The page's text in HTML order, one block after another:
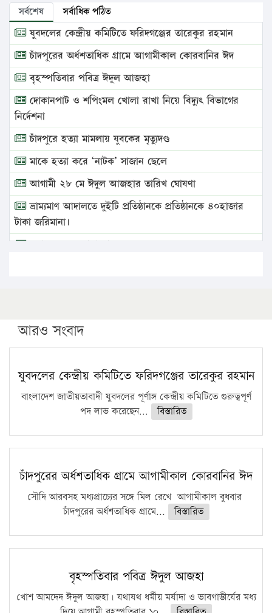
সর্বশেষ সর্বাধিক পঠিত
যুবদলের কেন্দ্রীয় কমিটিতে ফরিদগঞ্জের তারেকুর রহমান
চাঁদপুরের অর্ধশতাধিক গ্রামে আগামীকাল কোরবানির ঈদ
বৃহস্পতিবার পবিত্র ঈদুল আজহা
দোকানপাট ও শপিংমল খোলা রাখা নিয়ে বিদ্যুৎ বিভাগের
নির্দেশনা
চাঁদপুরে হত্যা মামলায় যুবকের মৃত্যুদণ্ড
মাকে হত্যা করে ‘নাটক’ সাজান ছেলে
আগামী ২৮ মে ঈদুল আজহার তারিখ ঘোষণা
ভ্রাম্যমাণ আদালতে দুইটি প্রতিষ্ঠানকে প্রতিষ্ঠানকে ৪০হাজার
টাকা জরিমানা।
এবার লঞ্চের ভাড়া বাড়ল
পিএইচডি করছেন কুয়েটের কৃতি…
সারা দেশে বজ্রাঘাতে ১৪ জনের প্রাণহানি
কঠোর হচ্ছে এসএসসি ও এইচএসসি পরীক্ষা
ফরিদগঞ্জে আগুনে পুড়লো ৬ ব্যবসা প্রতিষ্ঠান
আরও সংবাদ
যুবদলের কেন্দ্রীয় কমিটিতে ফরিদগঞ্জের তারেকুর রহমান
বাংলাদেশ জাতীয়তাবাদী যুবদলের পূর্ণাঙ্গ কেন্দ্রীয় কমিটিতে গুরুত্বপূর্ণ
পদ লাভ করেছেন...
বিস্তারিত
চাঁদপুরের অর্ধশতাধিক গ্রামে আগামীকাল কোরবানির ঈদ
সৌদি আরবসহ মধ্যপ্রাচ্যের সঙ্গে মিল রেখে আগামীকাল বুধবার
চাঁদপুরের অর্ধশতাধিক গ্রামে...
বিস্তারিত
বৃহস্পতিবার পবিত্র ঈদুল আজহা
খোশ আমদেদ ঈদুল আজহা। যথাযথ ধর্মীয় মর্যাদা ও ভাবগাম্ভীর্যের মধ্য